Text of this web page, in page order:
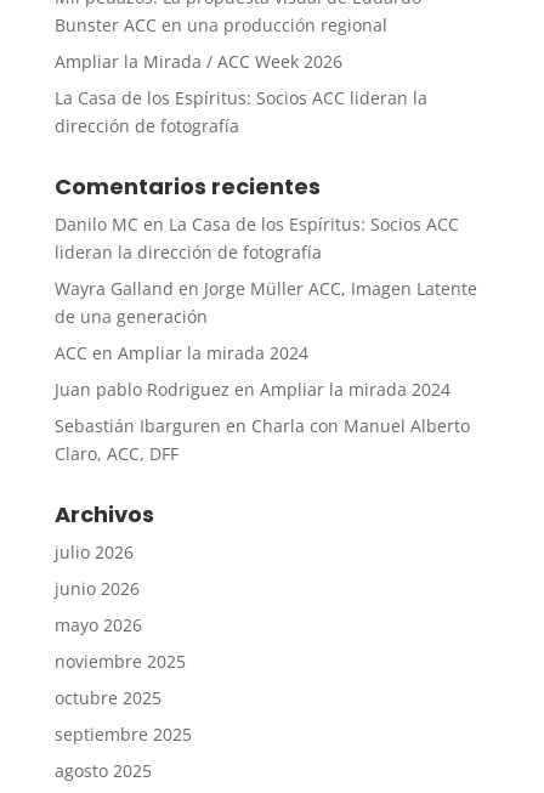
Bunster ACC en una producción regional
Ampliar la Mirada / ACC Week 2026
La Casa de los Espíritus: Socios ACC lideran la
dirección de fotografía
Comentarios recientes
Danilo MC en La Casa de los Espíritus: Socios ACC
lideran la dirección de fotografía
Wayra Galland en Jorge Müller ACC, Imagen Latente
de una generación
ACC en Ampliar la mirada 2024
Juan pablo Rodriguez en Ampliar la mirada 2024
Sebastián Ibarguren en Charla con Manuel Alberto
Claro, ACC, DFF
Archivos
julio 2026
junio 2026
mayo 2026
noviembre 2025
octubre 2025
septiembre 2025
agosto 2025